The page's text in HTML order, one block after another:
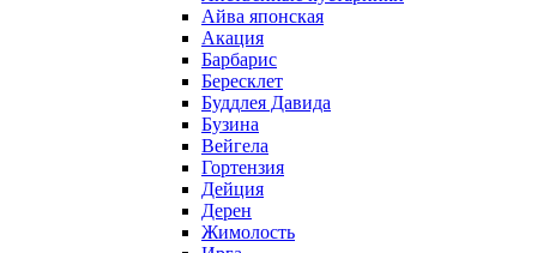
Айва японская
Акация
Барбарис
Бересклет
Буддлея Давида
Бузина
Вейгела
Гортензия
Дейция
Дерен
Жимолость